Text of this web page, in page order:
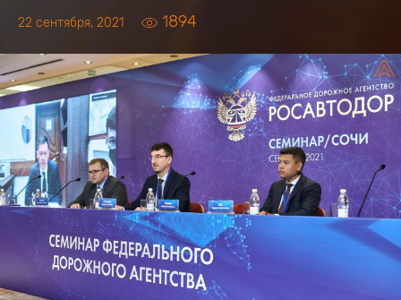
22 сентября, 2021 1894